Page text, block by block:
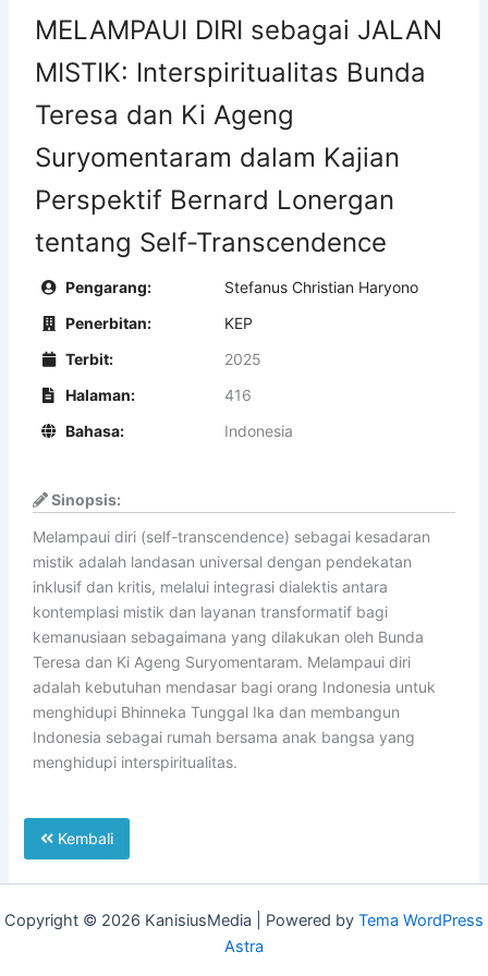
MELAMPAUI DIRI sebagai JALAN
MISTIK: Interspiritualitas Bunda
Teresa dan Ki Ageng
Suryomentaram dalam Kajian
Perspektif Bernard Lonergan
tentang Self-Transcendence
Pengarang:
Stefanus Christian Haryono
Penerbitan:
KEP
Terbit:
2025
Halaman:
416
Bahasa:
Indonesia
Sinopsis:
Melampaui diri (self-transcendence) sebagai kesadaran
mistik adalah landasan universal dengan pendekatan
inklusif dan kritis, melalui integrasi dialektis antara
kontemplasi mistik dan layanan transformatif bagi
kemanusiaan sebagaimana yang dilakukan oleh Bunda
Teresa dan Ki Ageng Suryomentaram. Melampaui diri
adalah kebutuhan mendasar bagi orang Indonesia untuk
menghidupi Bhinneka Tunggal Ika dan membangun
Indonesia sebagai rumah bersama anak bangsa yang
menghidupi interspiritualitas.
Kembali
Copyright © 2026 KanisiusMedia | Powered by Tema WordPress
Astra